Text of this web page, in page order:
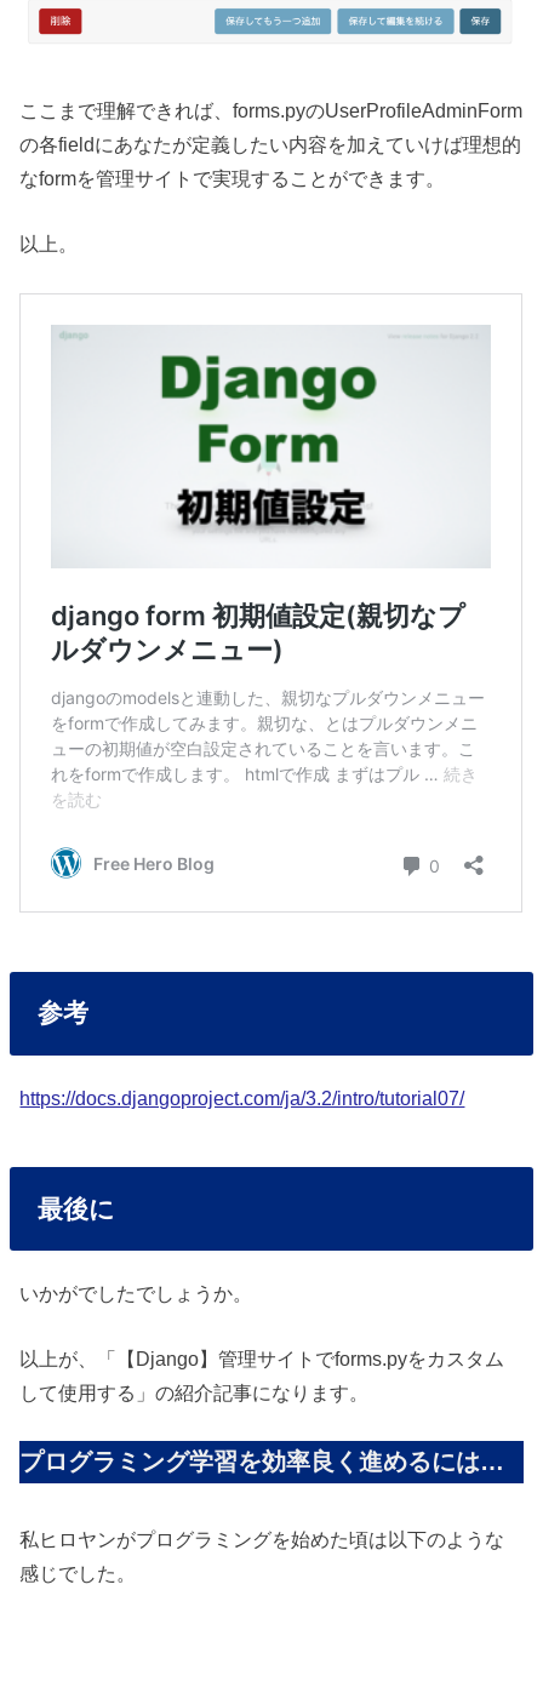
ここまで理解できれば、forms.pyのUserProfileAdminForm
の各fieldにあなたが定義したい内容を加えていけば理想的
なformを管理サイトで実現することができます。
以上。
参考
https://docs.djangoproject.com/ja/3.2/intro/tutorial07/
最後に
いかがでしたでしょうか。
以上が、「【Django】管理サイトでforms.pyをカスタム
して使用する」の紹介記事になります。
プログラミング学習を効率良く進めるには…
私ヒロヤンがプログラミングを始めた頃は以下のような
感じでした。